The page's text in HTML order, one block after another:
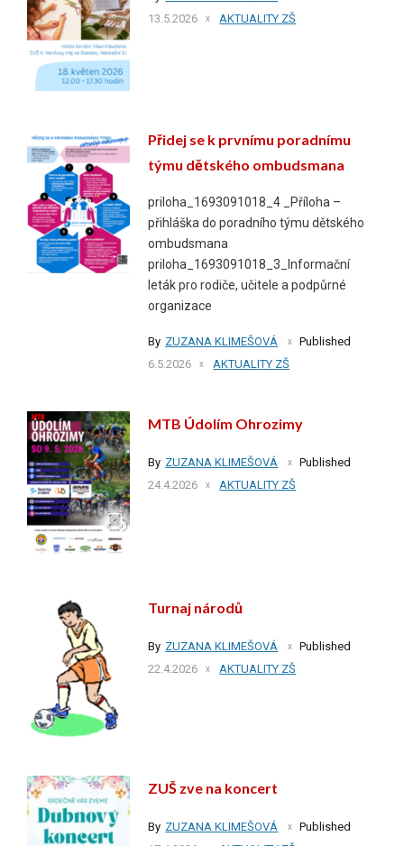
13.5.2026
AKTUALITY ZŠ
Přidej se k prvnímu poradnímu
týmu dětského ombudsmana
priloha_1693091018_4 _Příloha –
přihláška do poradního týmu dětského
ombudsmana
priloha_1693091018_3_Informační
leták pro rodiče, učitele a podpůrné
organizace
By ZUZANA KLIMEŠOVÁ
Published
6.5.2026
AKTUALITY ZŠ
MTB Údolím Ohrozimy
By ZUZANA KLIMEŠOVÁ
Published
24.4.2026
AKTUALITY ZŠ
Turnaj národů
By ZUZANA KLIMEŠOVÁ
Published
22.4.2026
AKTUALITY ZŠ
ZUŠ zve na koncert
By ZUZANA KLIMEŠOVÁ
Published